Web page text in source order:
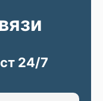
24/7